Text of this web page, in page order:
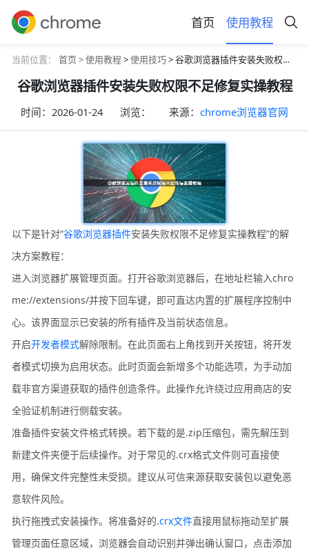
首页 使用教程
当前位置： 首页 >使用教程>使用技巧> 谷歌浏览器插件安装失败权限不足修复实操教程
谷歌浏览器插件安装失败权限不足修复实操教程
时间：2026-01-24 浏览： 来源： chrome浏览器官网
以下是针对“谷歌浏览器插件安装失败权限不足修复实操教程”的解
决方案教程：
进入浏览器扩展管理页面。打开谷歌浏览器后，在地址栏输入chro
me://extensions/并按下回车键，即可直达内置的扩展程序控制中
心。该界面显示已安装的所有插件及当前状态信息。
开启开发者模式解除限制。在此页面右上角找到开关按钮，将开发
者模式切换为启用状态。此时页面会新增多个功能选项，为手动加
载非官方渠道获取的插件创造条件。此操作允许绕过应用商店的安
全验证机制进行侧载安装。
准备插件安装文件格式转换。若下载的是.zip压缩包，需先解压到
新建文件夹便于后续操作。对于常见的.crx格式文件则可直接使
用，确保文件完整性未受损。建议从可信来源获取安装包以避免恶
意软件风险。
执行拖拽式安装操作。将准备好的.crx文件直接用鼠标拖动至扩展
管理页面任意区域，浏览器会自动识别并弹出确认窗口，点击添加